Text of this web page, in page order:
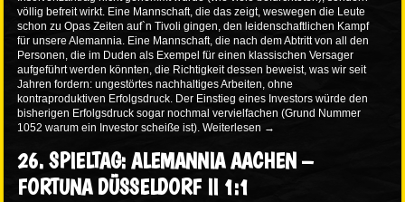
völlig befreit wirkt. Eine Mannschaft, die das zeigt, weswegen die Leute
schon zu Opas Zeiten auf`n Tivoli gingen, den leidenschaftlichen Kampf
für unsere Alemannia. Eine Mannschaft, die nach dem Abtritt von all den
Personen, die im Duden als Exempel für einen klassischen Versager
aufgeführt werden könnten, die Richtigkeit dessen beweist, was wir seit
Jahren fordern: ungestörtes nachhaltiges Arbeiten, ohne
kontraproduktiven Erfolgsdruck. Der Einstieg eines Investors würde den
bisherigen Erfolgsdruck sogar nochmal vervielfachen (Grund Nummer
1052 warum ein Investor scheiße ist).Weiterlesen →
26. SPIELTAG: ALEMANNIA AACHEN –
FORTUNA DÜSSELDORF II 1:1